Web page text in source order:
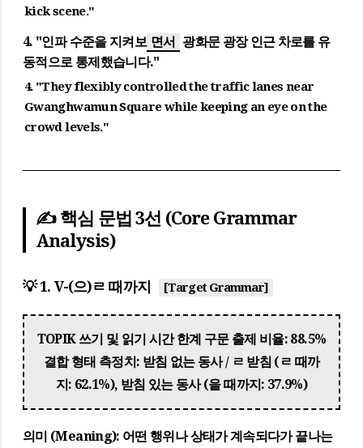
kick scene."
4. "인파 수준을 지켜보 면서
광화문 광장 인근 차로를 유
동적으로 통제했습니다."
4. "They flexibly controlled the traffic lanes near
Gwanghwamun Square while keeping an eye on the
crowd levels."
✍️ 핵심 문법 3선 (Core Grammar
Analysis)
💡 1. V-(으)ㄹ 때까지 [Target Grammar]
TOPIK 쓰기 및 읽기 시간 한계 구문 출제 비율: 88.5%
결합 형태 측정치: 받침 없는 동사 / ㄹ 받침 (ㄹ 때까
지: 62.1%), 받침 있는 동사 (을 때까지: 37.9%)
의미 (Meaning): 어떤 행위나 상태가 계속되다가 끝나는